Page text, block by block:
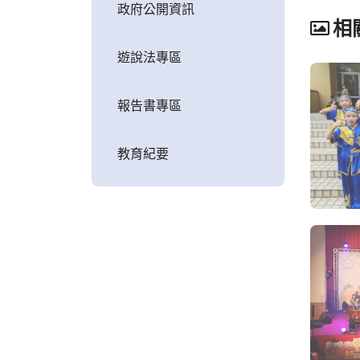
政府公開資訊
遊說法專區
報告書專區
教育紀要
相